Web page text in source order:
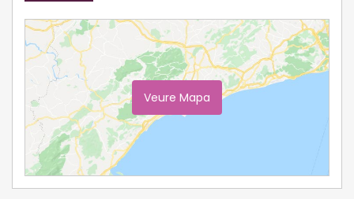
Veure Mapa